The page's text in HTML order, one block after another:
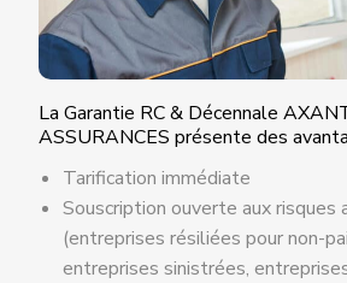
La Garantie RC & Décennale
ASSURANCES présente des
Tarification immédiate
Souscription ouverte aux risques
(entreprises résiliées pour non-
entreprises sinistrées,